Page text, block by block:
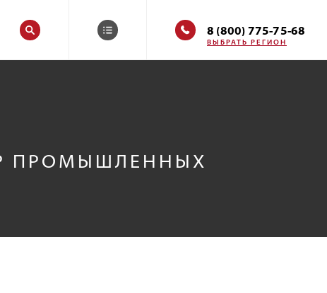
8 (800) 775-75-68
ВЫБРАТЬ РЕГИОН
ПРОМЫШЛЕННЫХ